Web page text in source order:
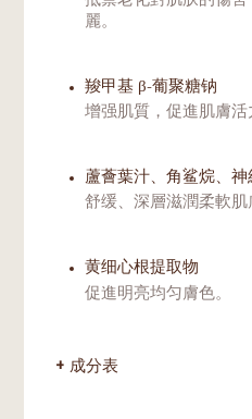
麗。
羧甲基 β-葡聚糖钠
增强肌質，促進肌膚活
蘆薈葉汁、角鲨烷、
舒缓、深層滋潤柔軟肌
黄细心根提取物
促進明亮均匀膚色。
成分表